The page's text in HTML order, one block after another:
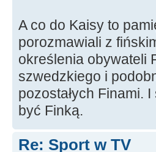
A co do Kaisy to
porozmawiali z
określenia obywateli
szwedzkiego i
pozostałych Finami.
być Finką.
Re: Sport w TV